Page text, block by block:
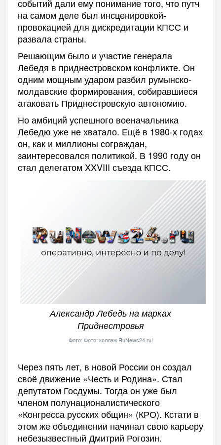
событий дали ему понимание того, что путч
на самом деле был инсценировкой-
провокацией для дискредитации КПСС и
развала страны.
Решающим было и участие генерала
Лебедя в приднестровском конфликте. Он
одним мощным ударом разбил румынско-
молдавские формирования, собиравшиеся
атаковать Приднестровскую автономию.
Но амбиций успешного военачальника
Лебедю уже не хватало. Ещё в 1980-х годах
он, как и миллионы сограждан,
заинтересовался политикой. В 1990 году он
стал делегатом XXVIII съезда КПСС.
Александр Лебедь на марках
Приднестровья
Фото: Фото: коллаж RuNews24.ru!
Через пять лет, в новой России он создал
своё движение «Честь и Родина». Стал
депутатом Госдумы. Тогда он уже был
членом полунационалистического
«Конгресса русских общин» (КРО). Кстати в
этом же объединении начинал свою карьеру
небезызвестный Дмитрий Рогозин.